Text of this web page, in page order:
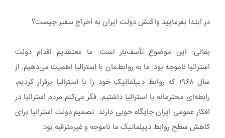
در ابتدا بفرمایید واکنش دولت ایران به اخراج سفیر چیست؟
بقائی: این موضوع تأسف‌بار است. ما معتقدیم اقدام دولت
استرالیا ناموجه بود. ما به روابط‌مان با استرالیا اهمیت می‌دهیم. از
سال ۱۹۶۸ که روابط دیپلماتیک خود را با استرالیا برقرار کردیم،
رابطه‌ای محترمانه با استرالیا داشتیم. فکر می‌کنم مردم استرالیا در
افکار عمومی ایران جایگاه خوبی دارند. تصمیم دولت استرالیا برای
کاهش سطح روابط دیپلماتیک ما ناموجه و غیرمترقبه بود.